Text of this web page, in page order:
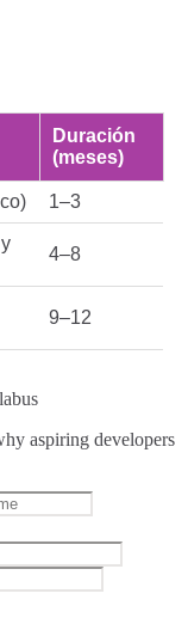
Duración
(meses)
1–3
4–8
9–12
aspiring developers